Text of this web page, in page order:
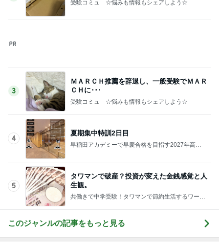
共働きで中学受験！タワマンで節約生活するワーマ
次世代掃除機がやってきた！！
Amebaトピックス 20時間前
見逃されていた子宮内膜のポリープ
Amebaトピックス 1日前
朝マックとピザを完食しカロリー爆発
Amebaトピックス 1日前
Amebaトピックス 1日前